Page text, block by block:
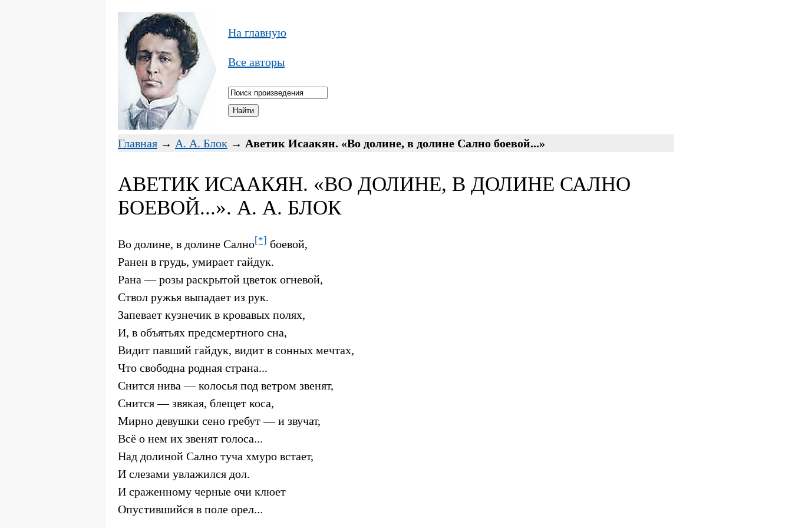
На главную
Все авторы
Главная → А. А. Блок → Аветик Исаакян. «Во долине, в долине Сално боевой...»
АВЕТИК ИСААКЯН. «ВО ДОЛИНЕ, В ДОЛИНЕ САЛНО
БОЕВОЙ...». А. А. БЛОК
Во долине, в долине Сално[*] боевой,
Ранен в грудь, умирает гайдук.
Рана — розы раскрытой цветок огневой,
Ствол ружья выпадает из рук.
Запевает кузнечик в кровавых полях,
И, в объятьях предсмертного сна,
Видит павший гайдук, видит в сонных мечтах,
Что свободна родная страна...
Снится нива — колосья под ветром звенят,
Снится — звякая, блещет коса,
Мирно девушки сено гребут — и звучат,
Всё о нем их звенят голоса...
Над долиной Сално туча хмуро встает,
И слезами увлажился дол.
И сраженному черные очи клюет
Опустившийся в поле орел...